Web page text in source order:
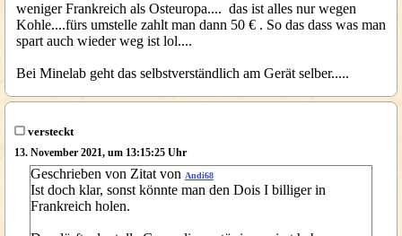
weniger Frankreich als Osteuropa.... das ist alles nur wegen
Kohle....fürs umstelle zahlt man dann 50 € . So das dass was man
spart auch wieder weg ist lol....
Bei Minelab geht das selbstverständlich am Gerät selber.....
versteckt
13. November 2021, um 13:15:25 Uhr
Geschrieben von Zitat von Andi68
Ist doch klar, sonst könnte man den Dois I billiger in
Frankreich holen.